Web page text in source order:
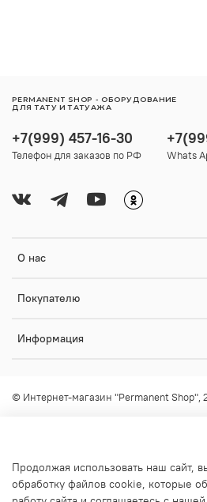
О нас
Покупателю
Информация
+7(999) 457-16-30
Телефон для заказов по РФ Whats
PERMANENT SHOP - ОБОРУДОВАНИЕ
ДЛЯ ТАТУ И ТАТУАЖА
© Интернет-магазин "Permanent Shop",
Продолжая использовать наш сайт,
обработку файлов cookie, которые